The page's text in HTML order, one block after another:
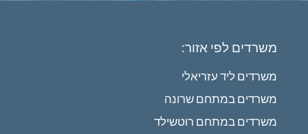
משרדים לפי אזור:
משרדים ליד עזריאלי
משרדים במתחם שרונה
משרדים במתחם רוטשילד